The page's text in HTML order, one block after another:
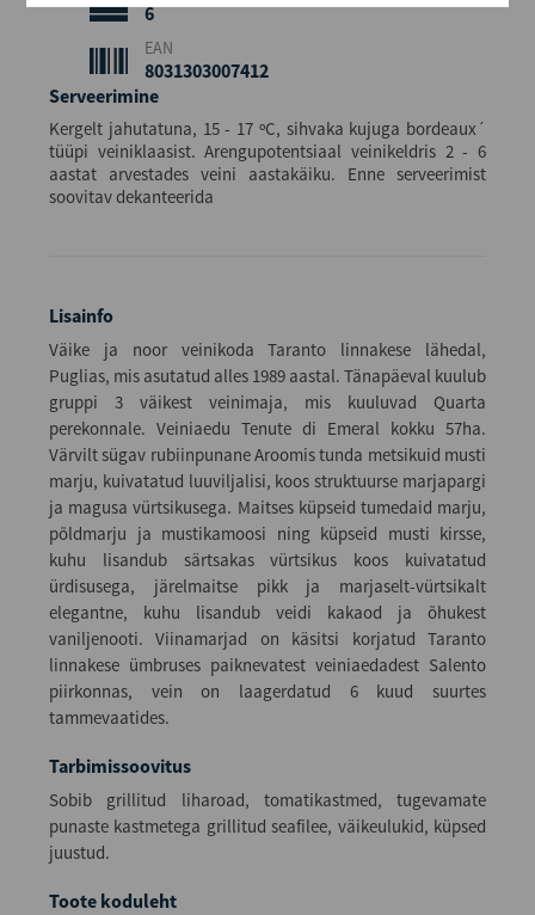
6
EAN
8031303007412
Serveerimine
Kergelt jahutatuna, 15 - 17 ºC, sihvaka kujuga bordeaux´
tüüpi veiniklaasist. Arengupotentsiaal veinikeldris 2 - 6
aastat arvestades veini aastakäiku. Enne serveerimist
soovitav dekanteerida
Lisainfo
Väike ja noor veinikoda Taranto linnakese lähedal,
Puglias, mis asutatud alles 1989 aastal. Tänapäeval kuulub
gruppi 3 väikest veinimaja, mis kuuluvad Quarta
perekonnale. Veiniaedu Tenute di Emeral kokku 57ha.
Värvilt sügav rubiinpunane Aroomis tunda metsikuid musti
marju, kuivatatud luuviljalisi, koos struktuurse marjapargi
ja magusa vürtsikusega. Maitses küpseid tumedaid marju,
põldmarju ja mustikamoosi ning küpseid musti kirsse,
kuhu lisandub särtsakas vürtsikus koos kuivatatud
ürdisusega, järelmaitse pikk ja marjaselt-vürtsikalt
elegantne, kuhu lisandub veidi kakaod ja õhukest
vaniljenooti. Viinamarjad on käsitsi korjatud Taranto
linnakese ümbruses paiknevatest veiniaedadest Salento
piirkonnas, vein on laagerdatud 6 kuud suurtes
tammevaatides.
Tarbimissoovitus
Sobib grillitud liharoad, tomatikastmed, tugevamate
punaste kastmetega grillitud seafilee, väikeulukid, küpsed
juustud.
Toote koduleht